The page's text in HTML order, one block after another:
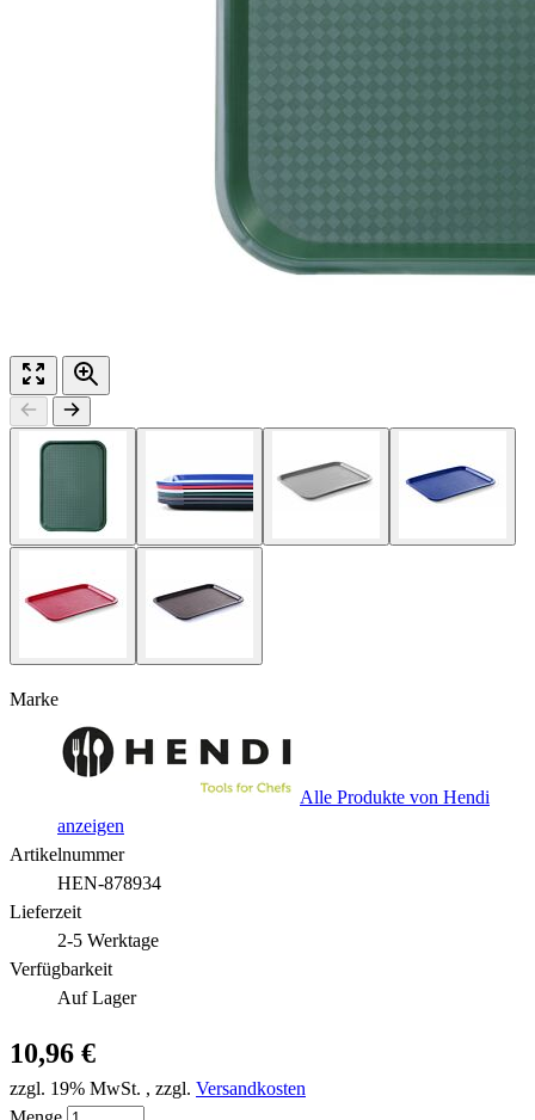
Marke
Alle Produkte von Hendi
anzeigen
Artikelnummer
HEN-878934
Lieferzeit
2-5 Werktage
Verfügbarkeit
Auf Lager
10,96 €
zzgl. 19% MwSt. , zzgl. Versandkosten